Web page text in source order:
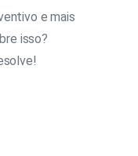
e mais
isso?